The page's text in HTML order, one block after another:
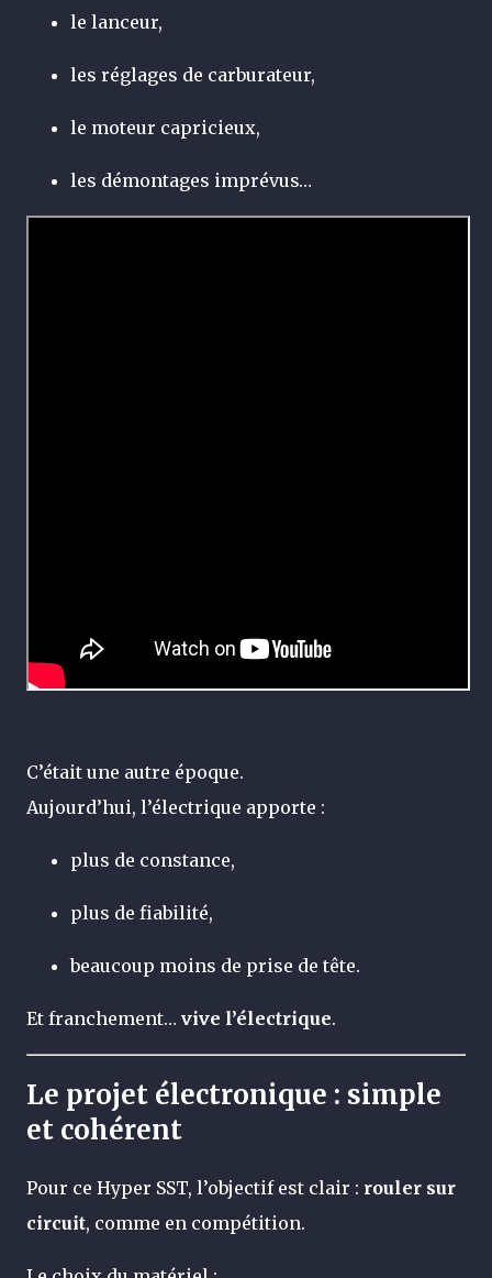
le lanceur,
les réglages de carburateur,
le moteur capricieux,
les démontages imprévus…
C’était une autre époque.
Aujourd’hui, l’électrique apporte :
plus de constance,
plus de fiabilité,
beaucoup moins de prise de tête.
Et franchement… vive l’électrique.
Le projet électronique : simple
et cohérent
Pour ce Hyper SST, l’objectif est clair : rouler sur
circuit, comme en compétition.